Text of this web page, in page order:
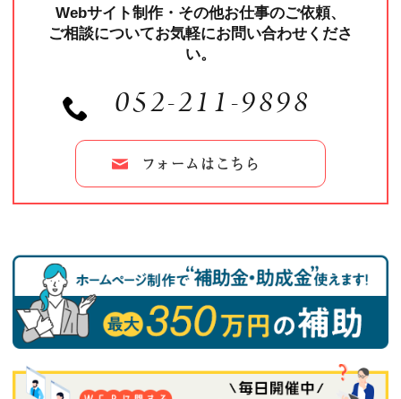
Webサイト制作・その他お仕事のご依頼、
ご相談についてお気軽にお問い合わせくださ
い。
052-211-9898
フォームはこちら